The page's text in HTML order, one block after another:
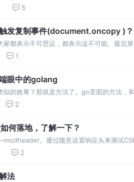
质去看事情，不做ROI低的事情，只做有价
5
发复制事件(document.oncopy )
家都表示不可思议，都表示这不可能。最后
页面就弹出不能复制，大概是这样的表现:
1
眼中的golang
的效果？那就是方法了。go里面的方法，
实也是如此。go里面对标js的plain object
2
何落地，了解一下？
。通过随意设置响应头来测试
个指令就默认什么值。其他指令如果有设
2
法